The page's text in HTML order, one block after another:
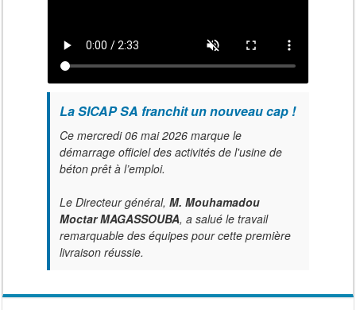
La SICAP SA franchit un nouveau cap !
Ce mercredi 06 mai 2026 marque le
démarrage officiel des activités de l'usine de
béton prêt à l’emploi.
Le Directeur général, M. Mouhamadou
Moctar MAGASSOUBA, a salué le travail
remarquable des équipes pour cette première
livraison réussie.